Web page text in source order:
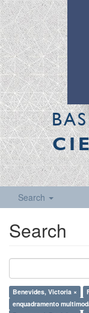
Search
Search
Benevides, Victoria ×
enquadramento